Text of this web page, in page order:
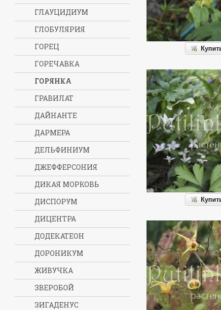
ГЛАУЦИДИУМ
ГЛОБУЛЯРИЯ
ГОРЕЦ
ГОРЕЧАВКА
ГОРЯНКА
ГРАВИЛАТ
ДАЙНАНТЕ
ДАРМЕРА
ДЕЛЬФИНИУМ
ДЖЕФФЕРСОНИЯ
ДИКАЯ МОРКОВЬ
ДИСПОРУМ
ДИЦЕНТРА
ДОДЕКАТЕОН
ДОРОНИКУМ
ЖИВУЧКА
ЗВЕРОБОЙ
ЗИГАДЕНУС